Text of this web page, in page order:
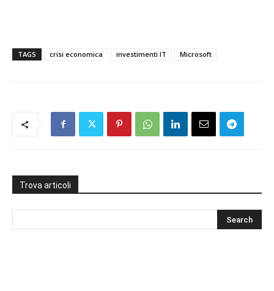
TAGS crisi economica investimenti IT Microsoft
Trova articoli